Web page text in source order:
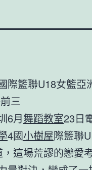
際籃聯U18女籃亞
三
6月舞蹈教室23日
4國小樹屋際籃聯
這場荒謬的戀愛